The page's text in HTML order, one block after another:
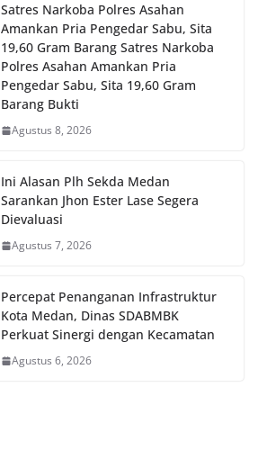
Satres Narkoba Polres Asahan
Amankan Pria Pengedar Sabu, Sita
19,60 Gram Barang Satres Narkoba
Polres Asahan Amankan Pria
Pengedar Sabu, Sita 19,60 Gram
Barang Bukti
Agustus 8, 2026
Ini Alasan Plh Sekda Medan
Sarankan Jhon Ester Lase Segera
Dievaluasi
Agustus 7, 2026
Percepat Penanganan Infrastruktur
Kota Medan, Dinas SDABMBK
Perkuat Sinergi dengan Kecamatan
Agustus 6, 2026